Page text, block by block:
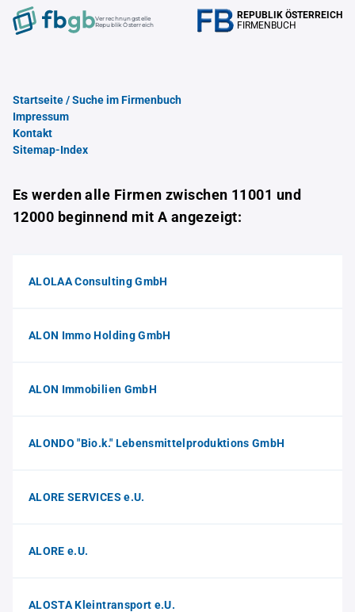
Verrechnungstelle
Republik Österreich
REPUBLIK ÖSTERREICH
FIRMENBUCH
Startseite / Suche im Firmenbuch
Impressum
Kontakt
Sitemap-Index
Es werden alle Firmen zwischen 11001 und
12000 beginnend mit A angezeigt:
ALOLAA Consulting GmbH
ALON Immo Holding GmbH
ALON Immobilien GmbH
ALONDO "Bio.k." Lebensmittelproduktions GmbH
ALORE SERVICES e.U.
ALORE e.U.
ALOSTA Kleintransport e.U.